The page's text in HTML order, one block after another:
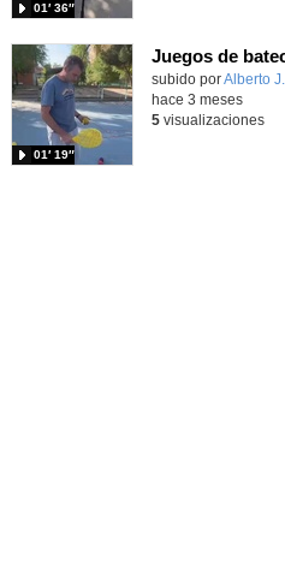
01′ 36″
Contenido educativo.
subido porAlberto J.
01′ 19″
hace 3 meses
5visualizaciones